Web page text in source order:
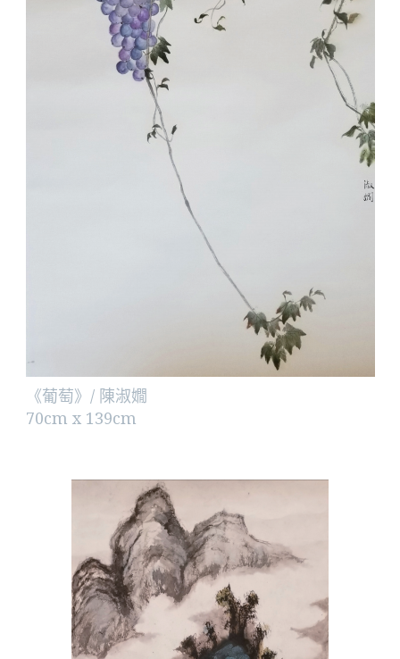
《葡萄》/ 陳淑嫺
70cm x 139cm